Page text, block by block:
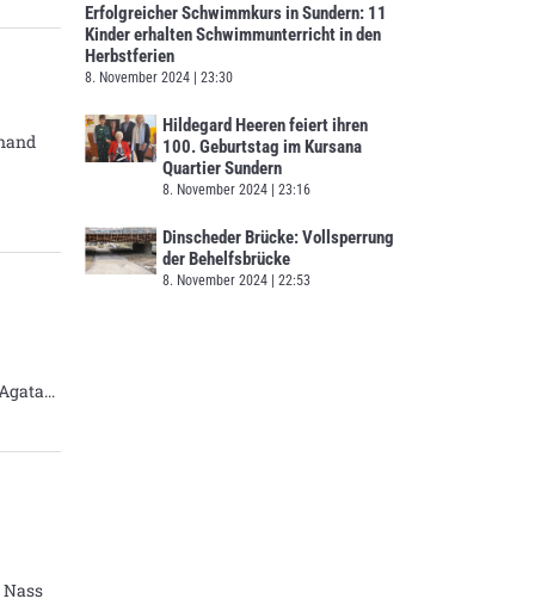
Erfolgreicher Schwimmkurs in Sundern: 11
Kinder erhalten Schwimmunterricht in den
Herbstferien
8. November 2024 23:30
Hildegard Heeren feiert ihren
100. Geburtstag im Kursana
Quartier Sundern
8. November 2024 23:16
Dinscheder Brücke: Vollsperrung
der Behelfsbrücke
8. November 2024 22:53